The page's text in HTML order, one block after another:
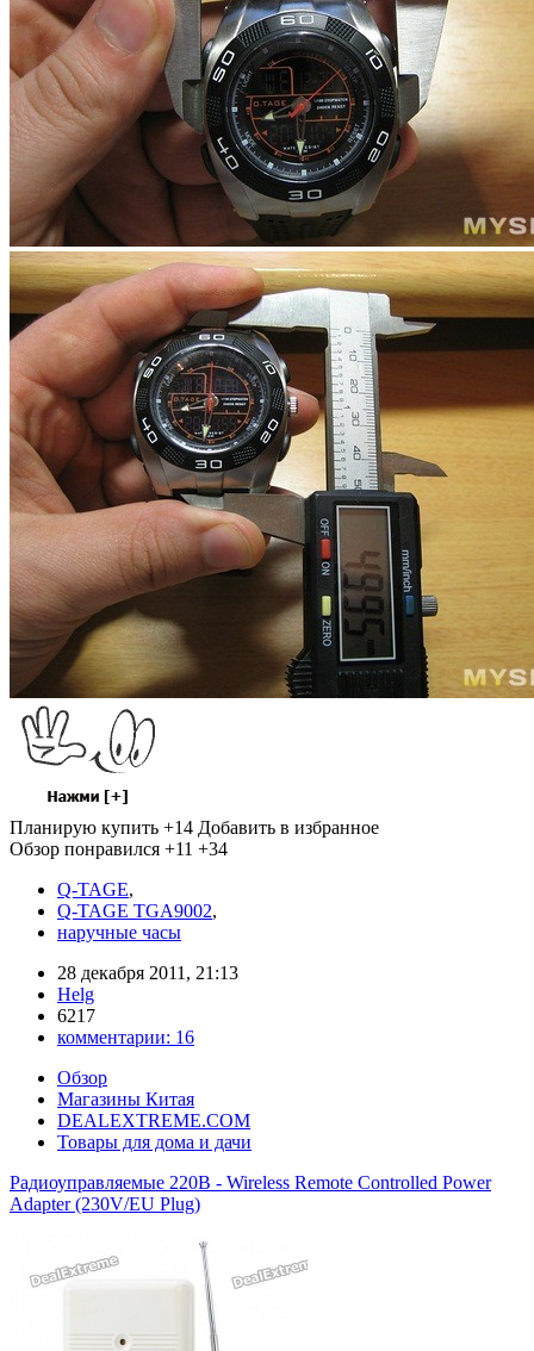
Планирую купить +14 Добавить в избранное
Обзор понравился +11 +34
Q-TAGE,
Q-TAGE TGA9002,
наручные часы
28 декабря 2011, 21:13
Helg
6217
комментарии: 16
Обзор
Магазины Китая
DEALEXTREME.COM
Товары для дома и дачи
Радиоуправляемые 220В - Wireless Remote Controlled Power
Adapter (230V/EU Plug)